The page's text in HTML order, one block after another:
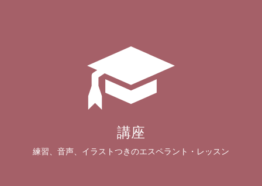
講座
練習、音声、イラストつきのエスペラント・レッスン